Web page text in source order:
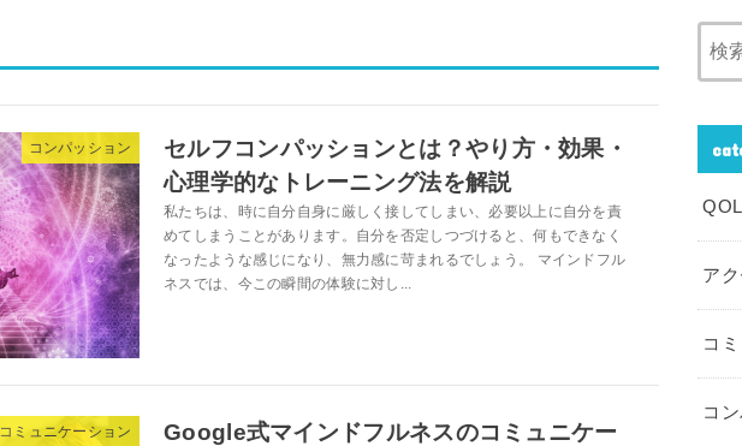
コンパッション
セルフコンパッションとは？やり方・効果・
心理学的なトレーニング法を解説
私たちは、時に自分自身に厳しく接してしまい、必要以上に自分を責
めてしまうことがあります。自分を否定しつづけると、何もできなく
なったような感じになり、無力感に苛まれるでしょう。 マインドフル
ネスでは、今この瞬間の体験に対し...
コミュニケーション
Google式マインドフルネスのコミュニケー
ア
コ
コ